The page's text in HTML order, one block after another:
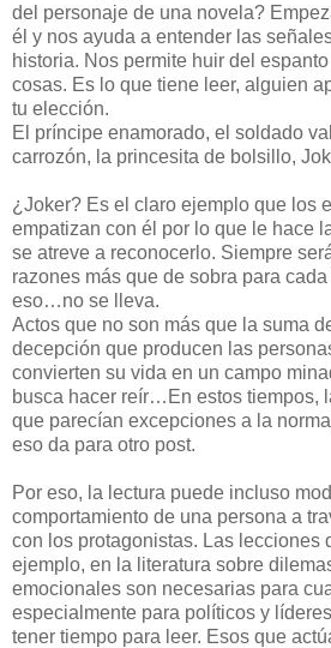
del personaje de una novela?
él y nos ayuda a entender las
historia. Nos permite huir del
cosas. Es lo que tiene leer, alguien
tu elección.
El príncipe enamorado, el soldado
carrozón, la princesita de bolsillo,
¿Joker? Es el claro ejemplo que los
empatizan con él por lo que le hace
se atreve a reconocerlo. Siempre
razones más que de sobra para
eso…no se lleva.
Actos que no son más que la suma
decepción que producen las
convierten su vida en un campo
busca hacer reír…En estos tiempos,
que parecían excepciones a la
eso da para otro post.
Por eso, la lectura puede incluso
comportamiento de una persona a
con los protagonistas. Las lecciones
ejemplo, en la literatura sobre
emocionales son necesarias para
especialmente para políticos y
tener tiempo para leer. Esos que